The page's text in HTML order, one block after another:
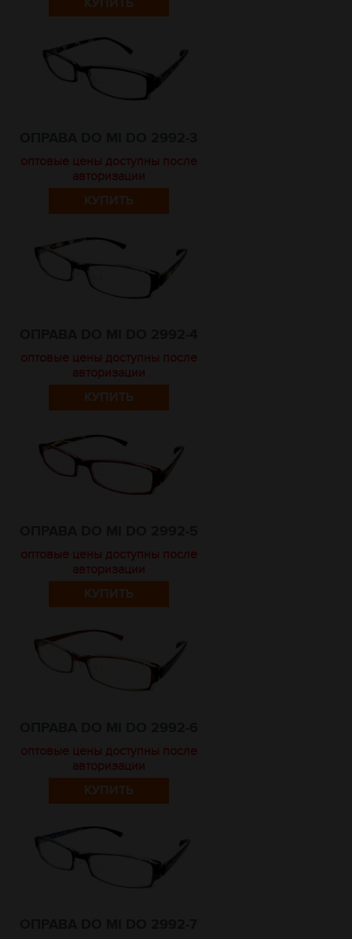
КУПИТЬ
оптовые цены доступны после
авторизации
КУПИТЬ
оптовые цены доступны после
авторизации
КУПИТЬ
оптовые цены доступны после
авторизации
КУПИТЬ
оптовые цены доступны после
авторизации
КУПИТЬ